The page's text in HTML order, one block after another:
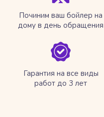
Починим ваш бойлер на
дому в день обращения
Гарантия на все виды
работ до 3 лет